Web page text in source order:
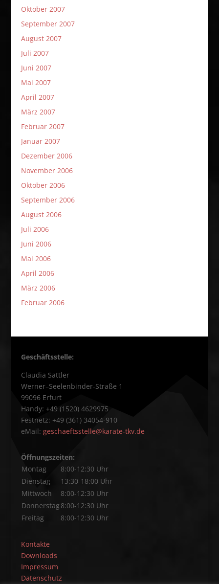
Oktober 2007
September 2007
August 2007
Juli 2007
Juni 2007
Mai 2007
April 2007
März 2007
Februar 2007
Januar 2007
Dezember 2006
November 2006
Oktober 2006
September 2006
August 2006
Juli 2006
Juni 2006
Mai 2006
April 2006
März 2006
Februar 2006
Geschäftsstelle:
Claudia Sattler
Werner–Seelenbinder-Straße 1
99096 Erfurt
Handy: +49 (1520) 4629975
Festnetz: +49 (361) 34054-910
eMail: geschaeftsstelle@karate-tkv.de
Öffnungszeiten:
Montag
8:00-12:30 Uhr
Dienstag
13:30-18:00 Uhr
Mittwoch
8:00-12:30 Uhr
Donnerstag 8:00-12:30 Uhr
Freitag
8:00-12:30 Uhr
Kontakte
Downloads
Impressum
Datenschutz